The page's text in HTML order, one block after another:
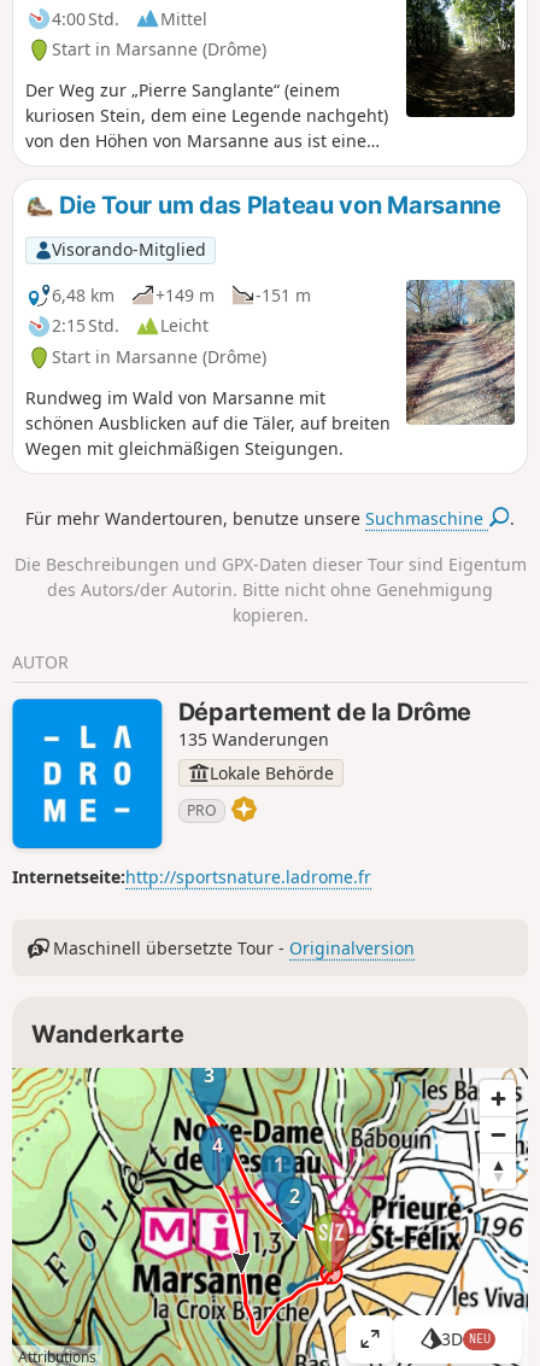
4:00 Std.
Mittel
Start in Marsanne (Drôme)
Der Weg zur „Pierre Sanglante“ (einem
kuriosen Stein, dem eine Legende nachgeht)
von den Höhen von Marsanne aus ist eine
leichte Wanderung mit schönen Ausblicken.
Über die Anhöhen bietet sich ein Rückweg
durch den Wald an.
Die Tour um das Plateau von Marsanne
Visorando-Mitglied
6,48 km
+149 m
-151 m
2:15 Std.
Leicht
Start in Marsanne (Drôme)
Rundweg im Wald von Marsanne mit
schönen Ausblicken auf die Täler, auf breiten
Wegen mit gleichmäßigen Steigungen.
Für mehr Wandertouren, benutze unsereSuchmaschine .
Die Beschreibungen und GPX-Daten dieser Tour sind Eigentum
des Autors/der Autorin. Bitte nicht ohne Genehmigung
kopieren.
AUTOR
Département de la Drôme
135 Wanderungen
Lokale Behörde
PRO
Internetseite:http://sportsnature.ladrome.fr
Maschinell übersetzte Tour - Originalversion
Wanderkarte
1
2
3
4
Attributions
K
3D NEU